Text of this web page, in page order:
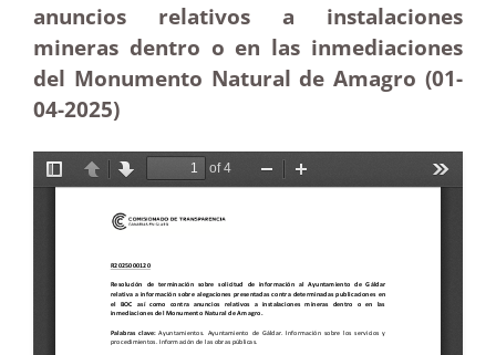
anuncios relativos a instalaciones
mineras dentro o en las inmediaciones
del Monumento Natural de Amagro (01-
04-2025)